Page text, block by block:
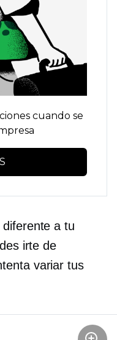
cuando se
a tu
irte de
variar tus